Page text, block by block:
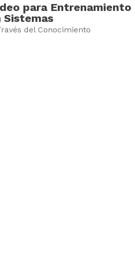
para Entrenamiento
Sistemas
del Conocimiento